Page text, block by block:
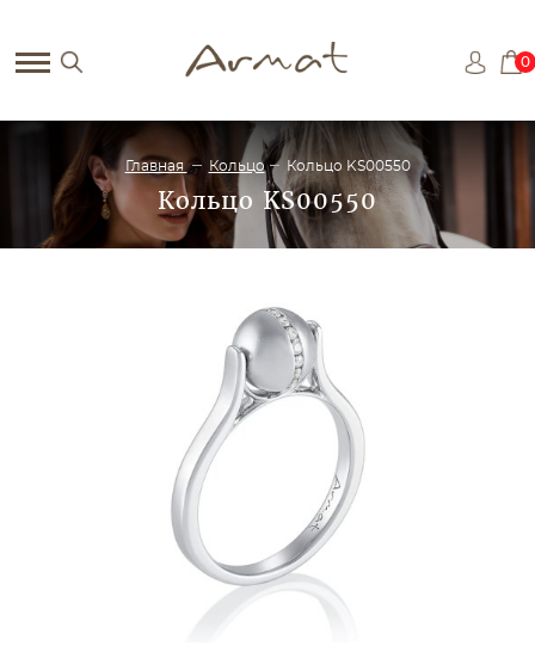
0
Главная Кольцо Кольцо KS00550
Кольцо KS00550